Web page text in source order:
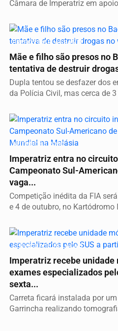
Câmara de Imperatriz em
PRESOS EM FLAGRANTE
Mãe e filho são presos no
tentativa de destruir
Dupla tentou se desfazer dos
da Polícia Civil, mas cerca de
AUTOMOBILISMO
Imperatriz entra no
Campeonato Sul-
vaga...
Competição inédita da FIA
e 4 de outubro, no Kartódromo
SERVIÇO A POPULAÇÃO
Imperatriz recebe
exames especializados
sexta...
Carreta ficará instalada por
Garrincha realizando